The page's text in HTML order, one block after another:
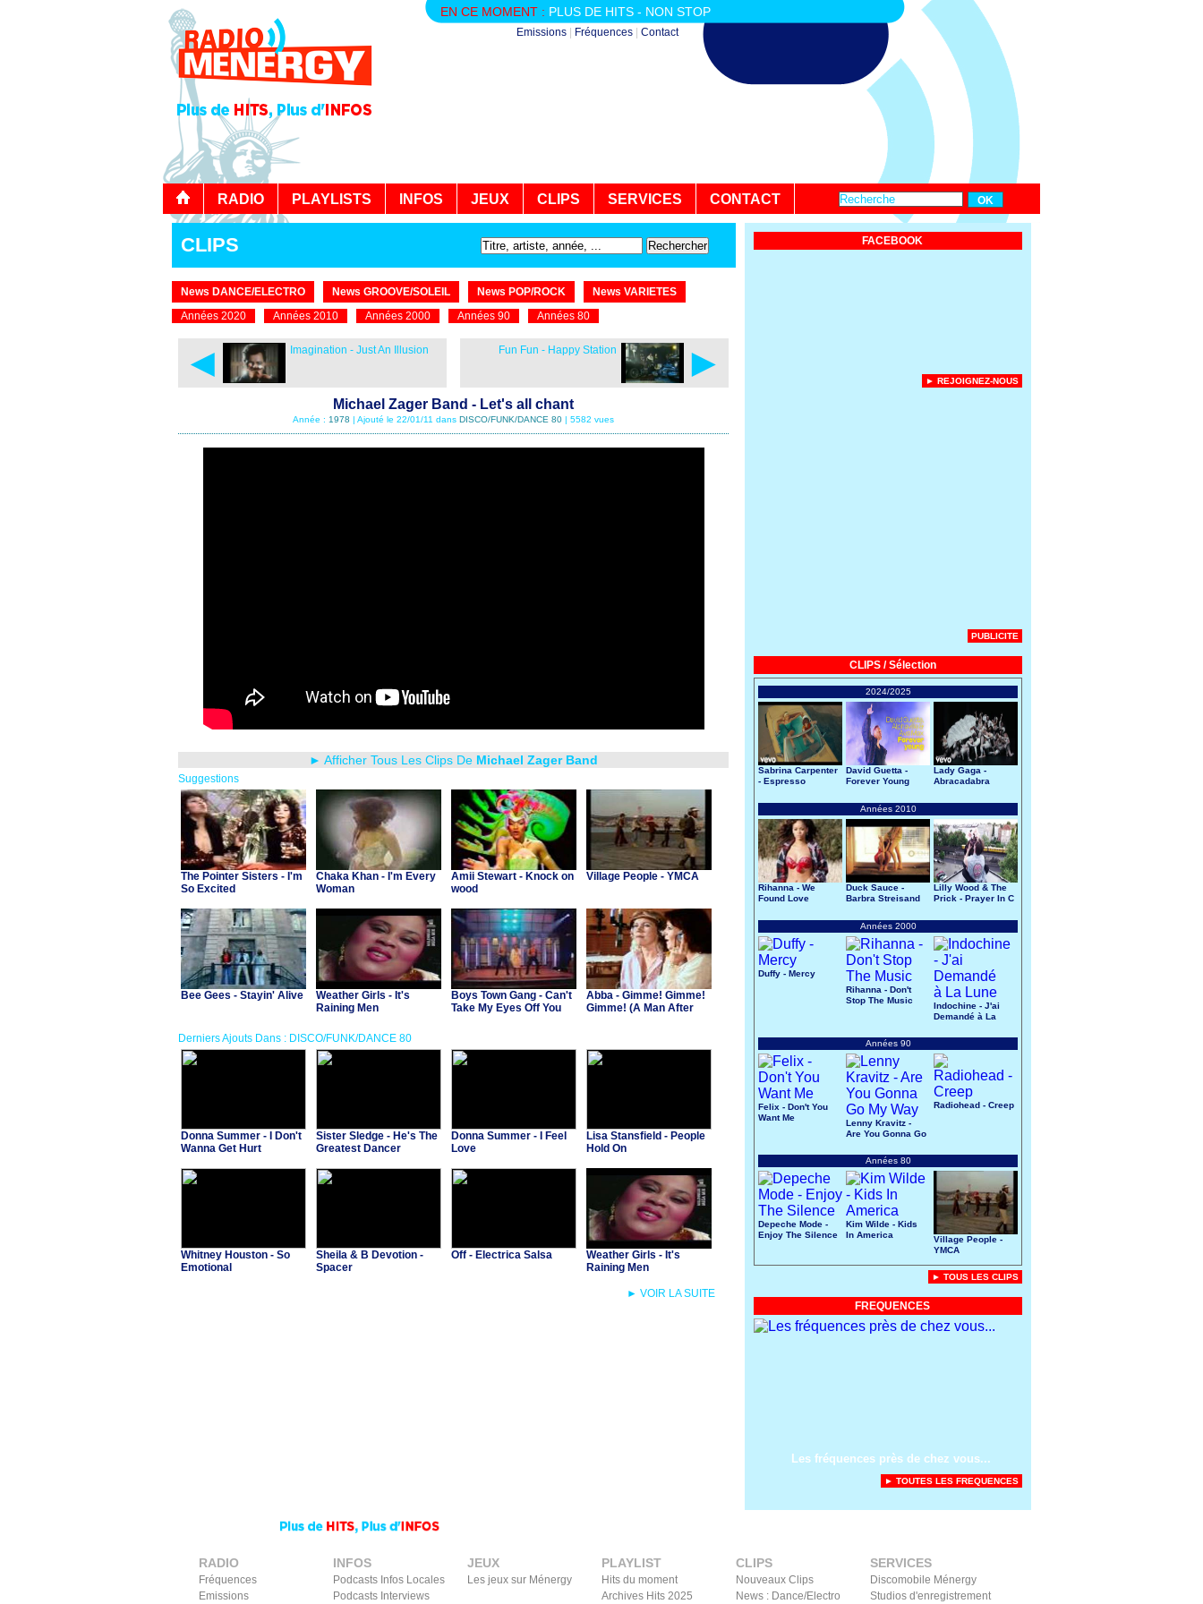
EN CE MOMENT : PLUS DE HITS - NON STOP
Emissions Fréquences Contact
RADIO PLAYLISTS INFOS JEUX CLIPS SERVICES CONTACT
CLIPS
News DANCE/ELECTRO News GROOVE/SOLEIL News POP/ROCK
News VARIETES
Années 2020
Années 2010 Années 2000 Années 90 Années 80
◄ Imagination - Just An Illusion ►
Fun Fun - Happy Station
Michael Zager Band - Let's all chant
Année : 1978 | Ajouté le 22/01/11 dans DISCO/FUNK/DANCE 80 | 5582 vues
► Afficher Tous Les Clips De Michael Zager Band
Suggestions
The Pointer Sisters - I'm
So Excited
Chaka Khan - I'm Every
Woman
Amii Stewart - Knock on
wood
Village People - YMCA
Bee Gees - Stayin' Alive
Weather Girls - It's
Raining Men
Boys Town Gang - Can't
Take My Eyes Off You
Abba - Gimme! Gimme!
Gimme! (A Man After
Derniers Ajouts Dans : DISCO/FUNK/DANCE 80
Donna Summer - I Don't
Wanna Get Hurt
Sister Sledge - He's The
Greatest Dancer
Donna Summer - I Feel
Love
Lisa Stansfield - People
Hold On
Whitney Houston - So
Emotional
Sheila & B Devotion -
Spacer
Off - Electrica Salsa
Weather Girls - It's
Raining Men
► VOIR LA SUITE
FACEBOOK
► REJOIGNEZ-NOUS
PUBLICITE
CLIPS / Sélection
2024/2025
Sabrina Carpenter
- Espresso
David Guetta -
Forever Young
Lady Gaga -
Abracadabra
Années 2010
Rihanna - We
Found Love
Duck Sauce -
Barbra Streisand
Lilly Wood & The
Prick - Prayer In C
Années 2000
Duffy - Mercy
Rihanna - Don't
Stop The Music
Indochine - J'ai
Demandé à La
Années 90
Felix - Don't You
Want Me
Lenny Kravitz -
Are You Gonna Go
Radiohead - Creep
Années 80
Depeche Mode -
Enjoy The Silence
Kim Wilde - Kids
In America
Village People -
YMCA
► TOUS LES CLIPS
FREQUENCES
Les fréquences près de chez vous...
► TOUTES LES FREQUENCES
RADIO
Fréquences
Emissions
INFOS
Podcasts Infos Locales
Podcasts Interviews
JEUX
Les jeux sur Ménergy
PLAYLIST
Hits du moment
Archives Hits 2025
CLIPS
Nouveaux Clips
News : Dance/Electro
SERVICES
Discomobile Ménergy
Studios d'enregistrement